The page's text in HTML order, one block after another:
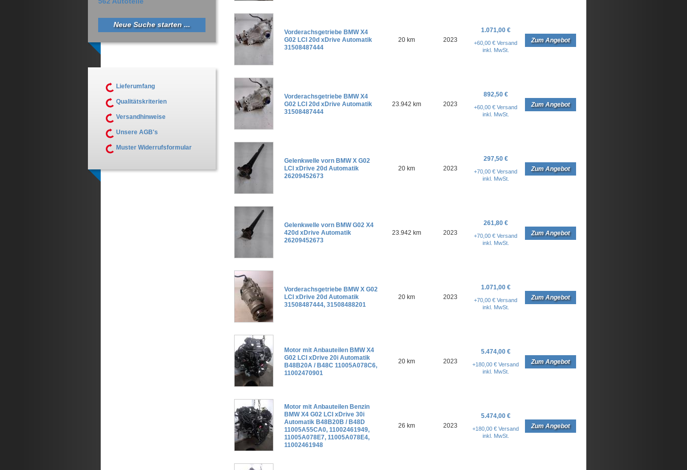
Vorderachsgetriebe BMW X4
G02 LCI 20d xDrive Automatik
31508487444
20 km 2023
1.071,00 €
+60,00 € Versand
inkl. MwSt.
Zum Angebot
Vorderachsgetriebe BMW X4
G02 LCI 20d xDrive Automatik
31508487444
23.942 km 2023
892,50 €
+60,00 € Versand
inkl. MwSt.
Zum Angebot
Gelenkwelle vorn BMW X G02
LCI xDrive 20d Automatik
26209452673
20 km 2023
297,50 €
+70,00 € Versand
inkl. MwSt.
Zum Angebot
Gelenkwelle vorn BMW G02 X4
420d xDrive Automatik
26209452673
23.942 km 2023
261,80 €
+70,00 € Versand
inkl. MwSt.
Zum Angebot
Vorderachsgetriebe BMW X G02
LCI xDrive 20d Automatik
31508487444, 31508488201
20 km 2023
1.071,00 €
+70,00 € Versand
inkl. MwSt.
Zum Angebot
Motor mit Anbauteilen BMW X4
G02 LCI xDrive 20i Automatik
B48B20A / B48C 11005A078C6,
11002470901
20 km 2023
5.474,00 €
+180,00 € Versand
inkl. MwSt.
Zum Angebot
Motor mit Anbauteilen Benzin
BMW X4 G02 LCI xDrive 30i
Automatik B48B20B / B48D
11005A55CA0, 11002461949,
11005A078E7, 11005A078E4,
11002461948
26 km 2023
5.474,00 €
+180,00 € Versand
inkl. MwSt.
Zum Angebot
Neue Suche starten ...
Lieferumfang
Qualitätskriterien
Versandhinweise
Unsere AGB's
Muster Widerrufsformular